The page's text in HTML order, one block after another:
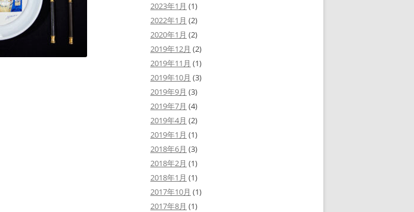
2023年1月 (1)
2022年1月 (2)
2020年1月 (2)
2019年12月 (2)
2019年11月 (1)
2019年10月 (3)
2019年9月 (3)
2019年7月 (4)
2019年4月 (2)
2019年1月 (1)
2018年6月 (3)
2018年2月 (1)
2018年1月 (1)
2017年10月 (1)
2017年8月 (1)